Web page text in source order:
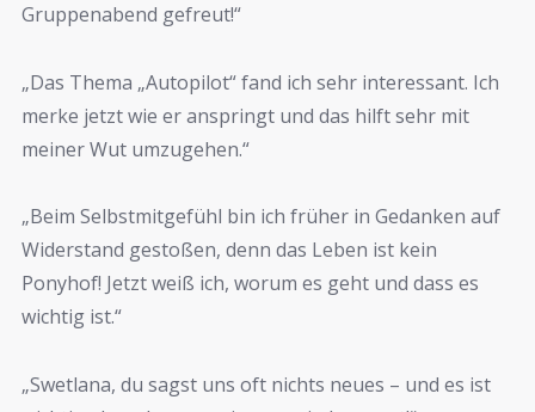
Gruppenabend gefreut!“
„Das Thema „Autopilot“ fand ich sehr interessant. Ich
merke jetzt wie er anspringt und das hilft sehr mit
meiner Wut umzugehen.“
„Beim Selbstmitgefühl bin ich früher in Gedanken auf
Widerstand gestoßen, denn das Leben ist kein
Ponyhof! Jetzt weiß ich, worum es geht und dass es
wichtig ist.“
„Swetlana, du sagst uns oft nichts neues – und es ist